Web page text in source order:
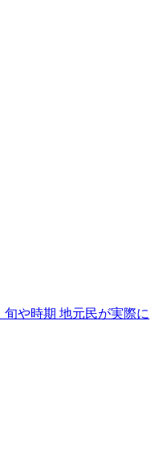
旬や時期 地元民が実際に